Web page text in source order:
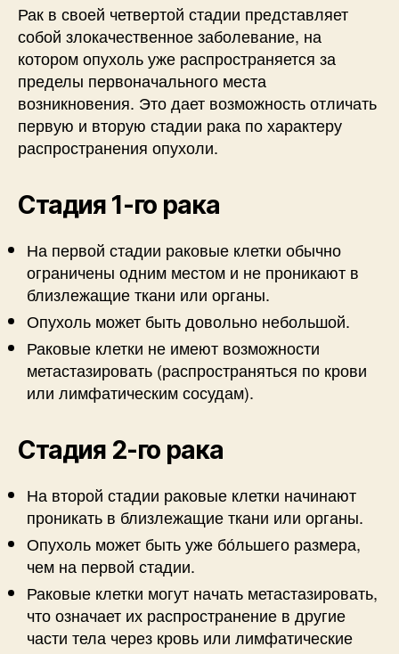
Рак в своей четвертой стадии представляет
собой злокачественное заболевание, на
котором опухоль уже распространяется за
пределы первоначального места
возникновения. Это дает возможность отличать
первую и вторую стадии рака по характеру
распространения опухоли.
Стадия 1-го рака
На первой стадии раковые клетки обычно
ограничены одним местом и не проникают в
близлежащие ткани или органы.
Опухоль может быть довольно небольшой.
Раковые клетки не имеют возможности
метастазировать (распространяться по крови
или лимфатическим сосудам).
Стадия 2-го рака
На второй стадии раковые клетки начинают
проникать в близлежащие ткани или органы.
Опухоль может быть уже бо́льшего размера,
чем на первой стадии.
Раковые клетки могут начать метастазировать,
что означает их распространение в другие
части тела через кровь или лимфатические